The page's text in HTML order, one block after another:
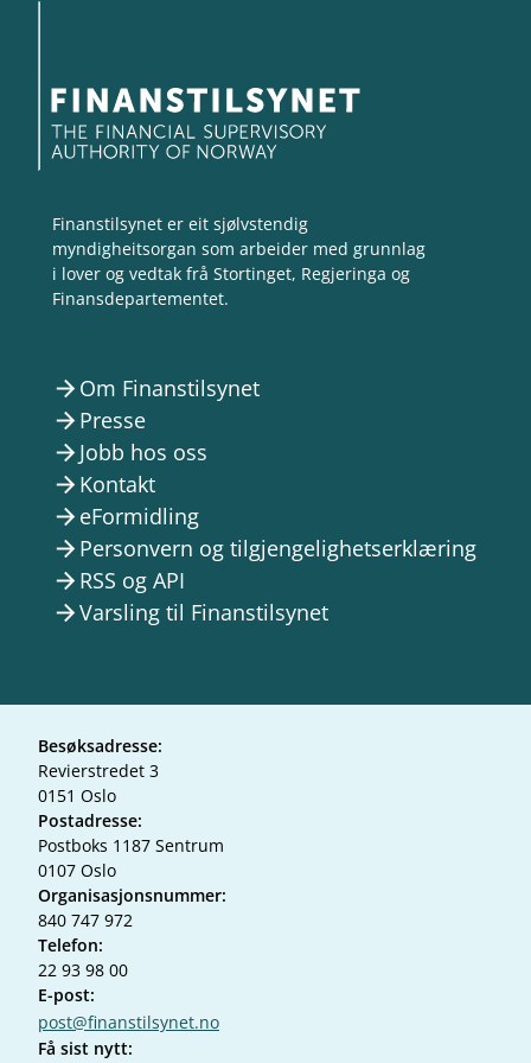
Finanstilsynet er eit sjølvstendig
myndigheitsorgan som arbeider med grunnlag
i lover og vedtak frå Stortinget, Regjeringa og
Finansdepartementet.
arrow_forward Om Finanstilsynet
arrow_forward Presse
arrow_forward Jobb hos oss
arrow_forward Kontakt
arrow_forward eFormidling
arrow_forward Personvern og tilgjengelighetserklæring
arrow_forward RSS og API
arrow_forwardVarsling til Finanstilsynet
Besøksadresse:
Revierstredet 3
0151 Oslo
Postadresse:
Postboks 1187 Sentrum
0107 Oslo
Organisasjonsnummer:
840 747 972
Telefon:
22 93 98 00
E-post:
post@finanstilsynet.no
Få sist nytt: